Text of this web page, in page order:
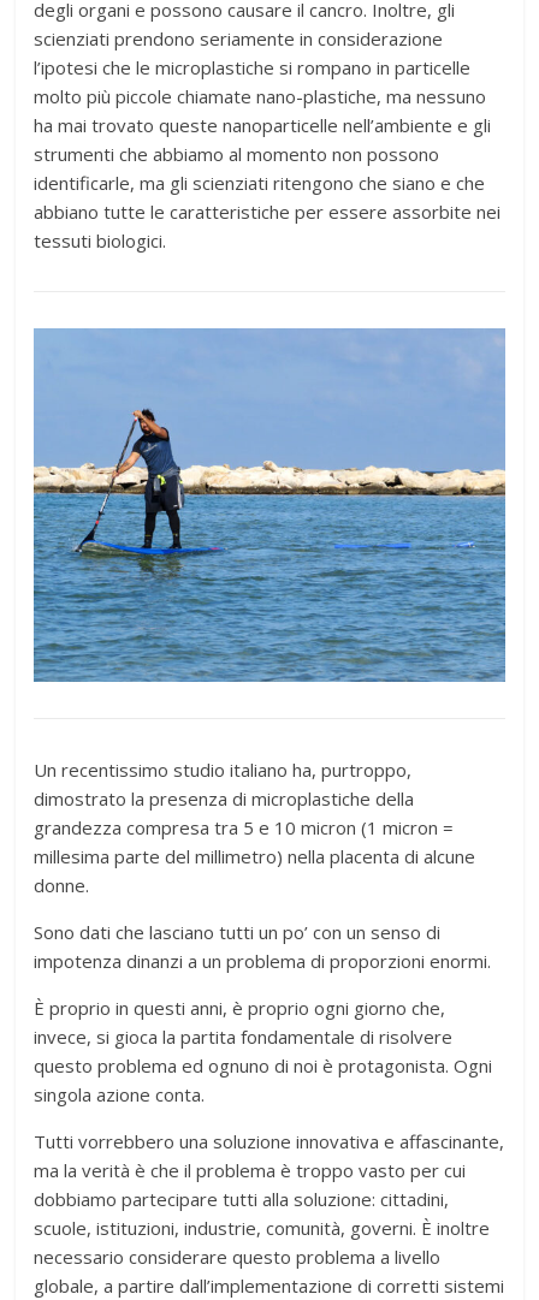
degli organi e possono causare il cancro. Inoltre, gli
scienziati prendono seriamente in considerazione
l’ipotesi che le microplastiche si rompano in particelle
molto più piccole chiamate nano-plastiche, ma nessuno
ha mai trovato queste nanoparticelle nell’ambiente e gli
strumenti che abbiamo al momento non possono
identificarle, ma gli scienziati ritengono che siano e che
abbiano tutte le caratteristiche per essere assorbite nei
tessuti biologici.
Un recentissimo studio italiano ha, purtroppo,
dimostrato la presenza di microplastiche della
grandezza compresa tra 5 e 10 micron (1 micron =
millesima parte del millimetro) nella placenta di alcune
donne.
Sono dati che lasciano tutti un po’ con un senso di
impotenza dinanzi a un problema di proporzioni enormi.
È proprio in questi anni, è proprio ogni giorno che,
invece, si gioca la partita fondamentale di risolvere
questo problema ed ognuno di noi è protagonista. Ogni
singola azione conta.
Tutti vorrebbero una soluzione innovativa e affascinante,
ma la verità è che il problema è troppo vasto per cui
dobbiamo partecipare tutti alla soluzione: cittadini,
scuole, istituzioni, industrie, comunità, governi. È inoltre
necessario considerare questo problema a livello
globale, a partire dall’implementazione di corretti sistemi